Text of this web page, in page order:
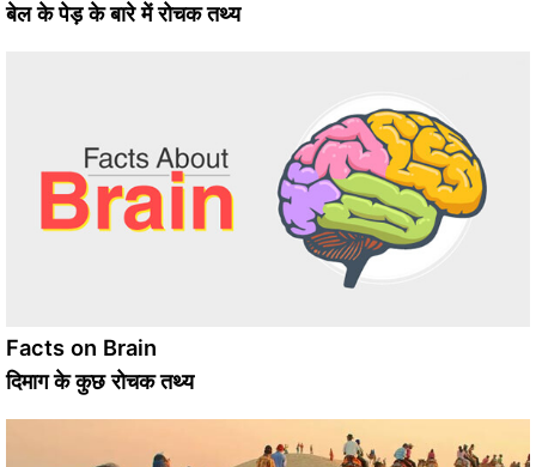
बेल के पेड़ के बारे में रोचक तथ्य
Facts on Brain
दिमाग के कुछ रोचक तथ्य